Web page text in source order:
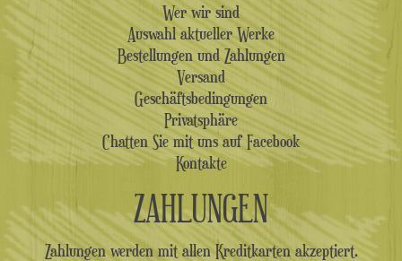
Wer wir sind
Auswahl aktueller Werke
Bestellungen und Zahlungen
Versand
Geschäftsbedingungen
Privatsphäre
Chatten Sie mit uns auf Facebook
Kontakte
ZAHLUNGEN
Zahlungen werden mit allen Kreditkarten akzeptiert.